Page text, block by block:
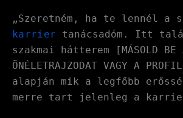
„Szeretném, ha te lennél a
karrier tanácsadóm. Itt
szakmai hátterem [MÁSOLD BE
ÖNÉLETRAJZODAT VAGY A
alapján mik a legfőbb
merre tart jelenleg a